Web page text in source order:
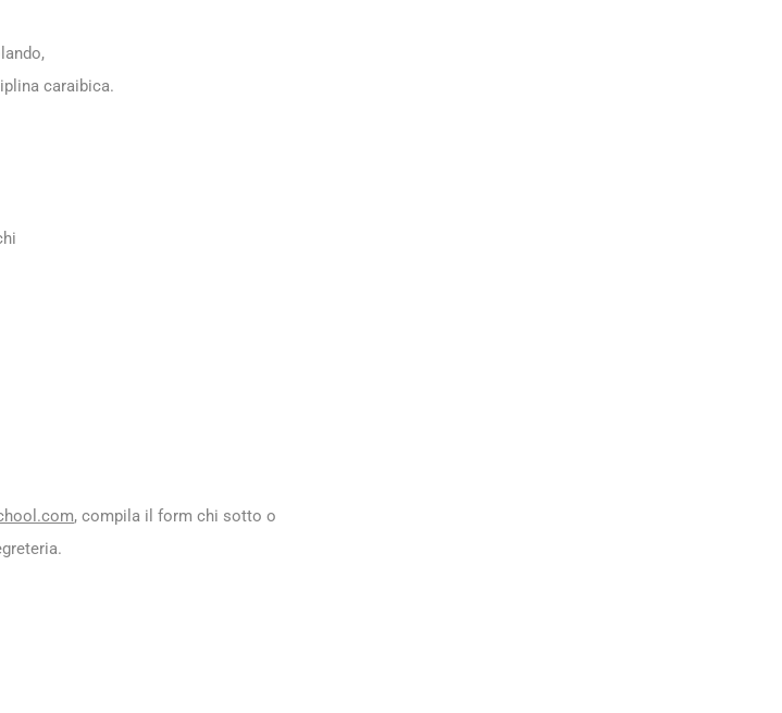
caraibica.
, compila il form chi sotto o